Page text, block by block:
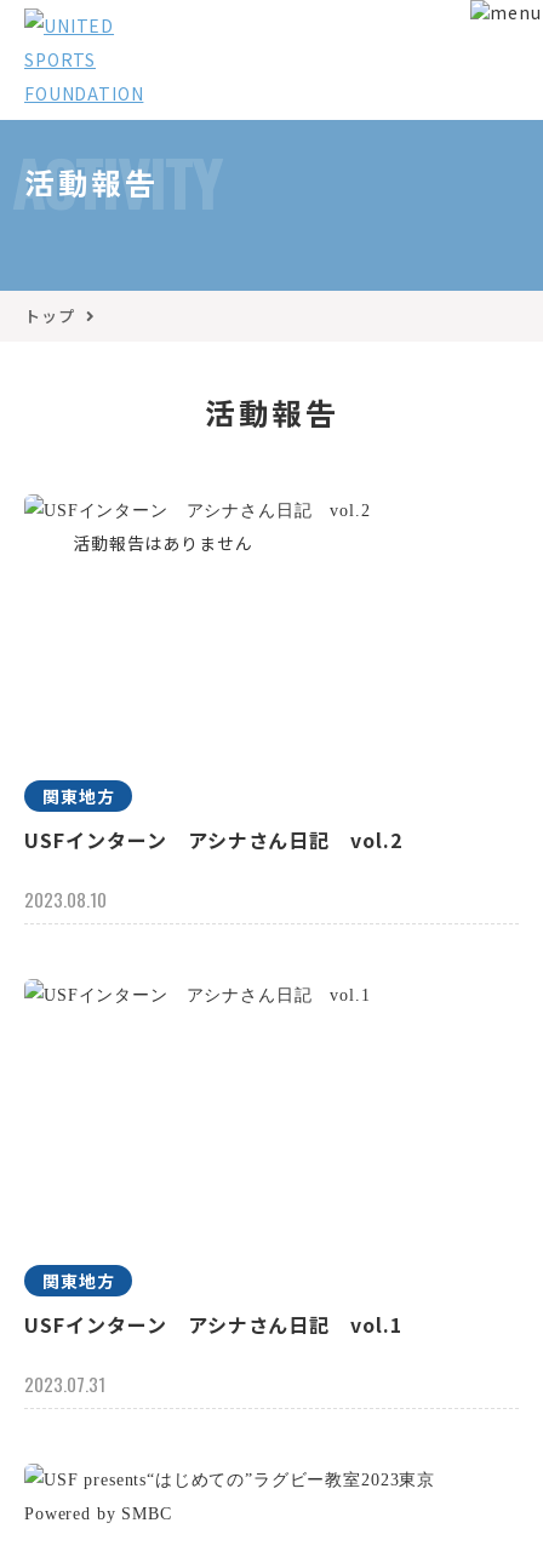
ACTIVITY
活動報告
トップ
活動報告
関東地方
USFインターン アシナさん日記 vol.2
2023.08.10
関東地方
USFインターン アシナさん日記 vol.1
2023.07.31